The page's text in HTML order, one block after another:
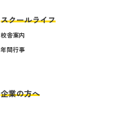
スクールライフ
校舎案内
年間行事
企業の方へ